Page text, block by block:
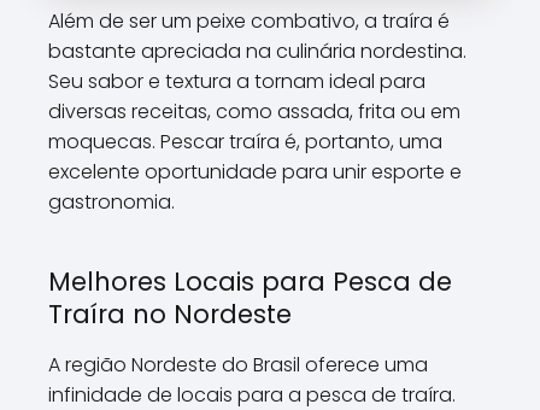
\\\\\\\\".
Além de ser um peixe combativo, a traíra é
bastante apreciada na culinária nordestina.
Seu sabor e textura a tornam ideal para
diversas receitas, como assada, frita ou em
moquecas. Pescar traíra é, portanto, uma
excelente oportunidade para unir esporte e
gastronomia.
Melhores Locais para Pesca de
Traíra no Nordeste
A região Nordeste do Brasil oferece uma
infinidade de locais para a pesca de traíra.